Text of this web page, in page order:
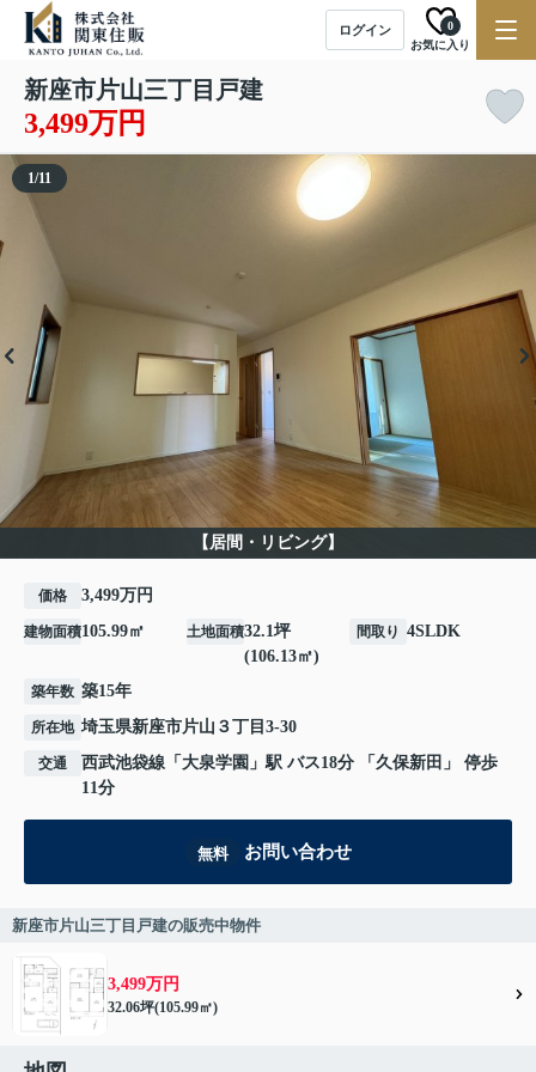
ログイン
お気に入り
0
新座市片山三丁目戸建
3,499万円
【居間・リビング】
1/11
価格 3,499万円
建物面積105.99㎡ 土地面積32.1坪
(106.13㎡)
間取り 4SLDK
築年数 築15年
所在地 埼玉県新座市片山 ３丁目3-30
交通 西武池袋線 「 大泉学園 」駅 バス18分 「久保新田」 停歩
11分
無料 お問い合わせ
新座市片山三丁目戸建の販売中物件
3,499万円
32.06坪(105.99㎡)